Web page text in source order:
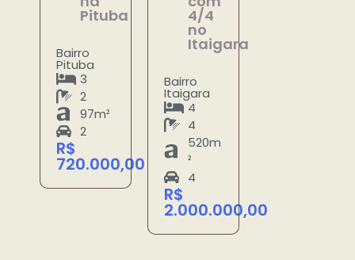
Pituba
Bairro
Pituba
3
2
97m²
2
R$
720.000,00
4/4
no
Itaigara
Bairro
Itaigara
4
4
520m
²
4
R$
2.000.000,00